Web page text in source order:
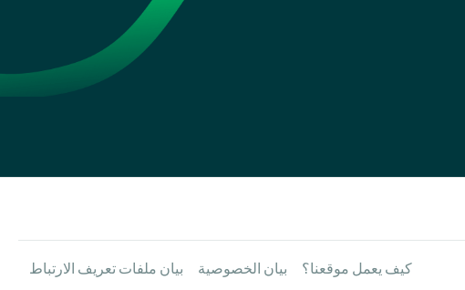
كيف يعمل موقعنا؟ بيان الخصوصية بيان ملفات تعريف الارتباط